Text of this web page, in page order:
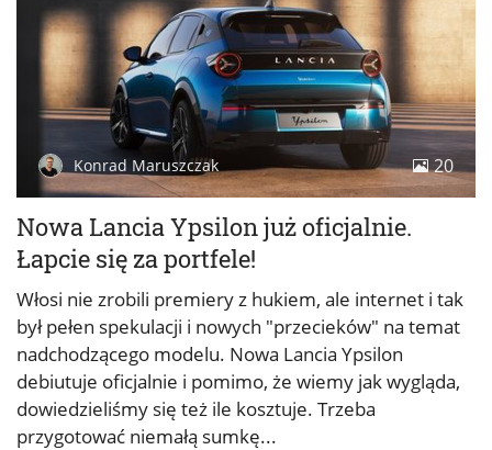
Nowa Lancia Ypsilon już oficjalnie.
Łapcie się za portfele!
Konrad Maruszczak 20
Włosi nie zrobili premiery z hukiem, ale internet i tak
był pełen spekulacji i nowych "przecieków" na temat
nadchodzącego modelu. Nowa Lancia Ypsilon
debiutuje oficjalnie i pomimo, że wiemy jak wygląda,
dowiedzieliśmy się też ile kosztuje. Trzeba
przygotować niemałą sumkę...